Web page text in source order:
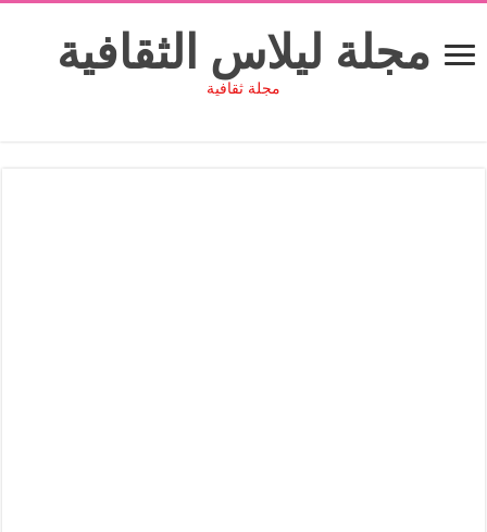
مجلة ليلاس الثقافية
مجلة ثقافية